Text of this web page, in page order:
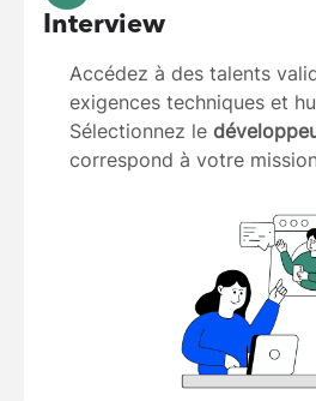
Interview
Accédez à des talents
exigences techniques et
Sélectionnez le
correspond à votre